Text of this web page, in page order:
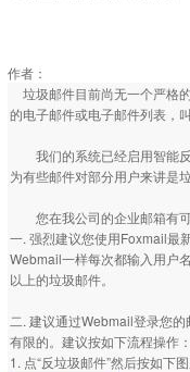
作者：
垃圾邮件目前尚无一个严格
的电子邮件或电子邮件列表，
我们的系统已经启用智能反
为有些邮件对部分用户来讲是
您在我公司的企业邮箱有可
一. 强烈建议您使用Foxmail最
Webmail一样每次都输入用户
以上的垃圾邮件。
二. 建议通过Webmail登录您
有限的。建议按如下流程操作
1. 点“反垃圾邮件”然后按如下